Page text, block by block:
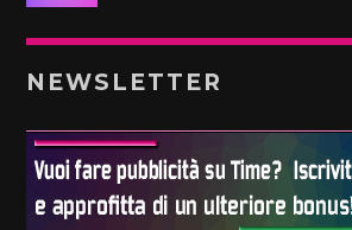
NEWSLETTER